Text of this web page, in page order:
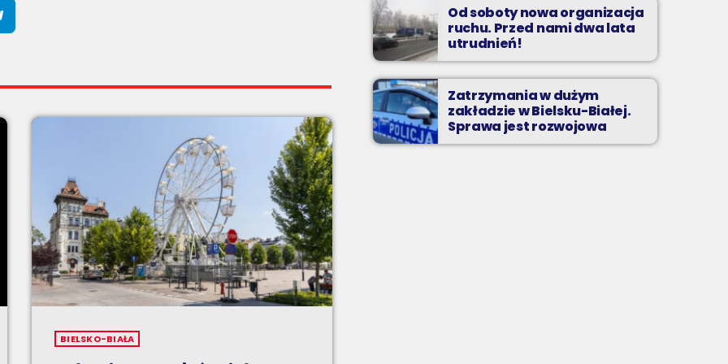
BIELSKO-BIAŁA
Od soboty nowa organizacja
ruchu. Przed nami dwa lata
utrudnień!
Zatrzymania w dużym
zakładzie w Bielsku-Białej.
Sprawa jest rozwojowa